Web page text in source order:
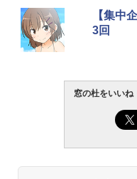
￥
ズ (
￥480
週
ク
ない
続
書籍
【集中
3回
窓の杜をいいね